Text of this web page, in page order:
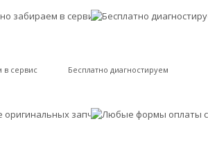
в сервис Бесплатно диагностируем